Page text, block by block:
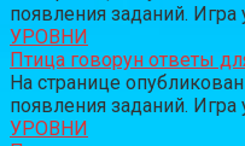
появления заданий. Игра
УРОВНИ
Птица говорун ответы
На странице
появления заданий. Игра
УРОВНИ